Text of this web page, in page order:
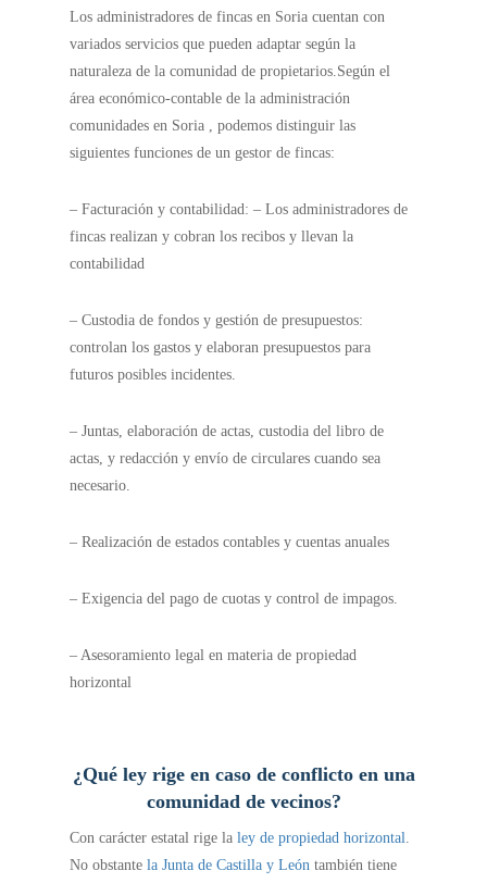
Los administradores de fincas en Soria cuentan con
variados servicios que pueden adaptar según la
naturaleza de la comunidad de propietarios.Según el
área económico-contable de la administración
comunidades en Soria , podemos distinguir las
siguientes funciones de un gestor de fincas:
– Facturación y contabilidad: – Los administradores de
fincas realizan y cobran los recibos y llevan la
contabilidad
– Custodia de fondos y gestión de presupuestos:
controlan los gastos y elaboran presupuestos para
futuros posibles incidentes.
– Juntas, elaboración de actas, custodia del libro de
actas, y redacción y envío de circulares cuando sea
necesario.
– Realización de estados contables y cuentas anuales
– Exigencia del pago de cuotas y control de impagos.
– Asesoramiento legal en materia de propiedad
horizontal
¿Qué ley rige en caso de conflicto en una
comunidad de vecinos?
Con carácter estatal rige laley de propiedad horizontal.
No obstantela Junta de Castilla y León también tiene